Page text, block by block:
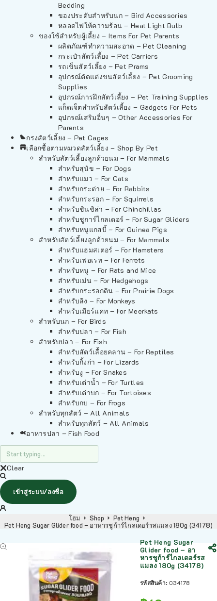
Bedding
ของประดับสำหรับนก – Bird Accessories
หลอดไฟให้ความร้อน – Heat Light Bulb
ของใช้สำหรับผู้เลี้ยง – Items For Pet Parents
ผลิตภัณฑ์ทำความสะอาด – Pet Cleaning
กระเป๋าสัตว์เลี้ยง – Pet Carriers
รถเข็นสัตว์เลี้ยง – Pet Prams
อุปกรณ์ตัดแต่งขนสัตว์เลี้ยง – Pet Grooming
Supplies
อุปกรณ์การฝึกสัตว์เลี้ยง – Pet Training Supplies
แก็ดเจ็ตสำหรับสัตว์เลี้ยง – Gadgets For Pets
อุปกรณ์เสริมอื่นๆ – Other Accessories For
Parents
กรงสัตว์เลี้ยง – Pet Cages
เลือกซื้อตามหมวดสัตว์เลี้ยง – Shop By Pet
สำหรับสัตว์เลี้ยงลูกด้วยนม – For Mammals
สำหรับสุนัข – For Dogs
สำหรับแมว – For Cats
สำหรับกระต่าย – For Rabbits
สำหรับกระรอก – For Squirrels
สำหรับชินชิล่า – For Chinchillas
สำหรับชูการ์ไกลเดอร์ – For Sugar Gliders
สำหรับหนูแกสบี้ – For Guinea Pigs
สำหรับสัตว์เลี้ยงลูกด้วยนม – For Mammals
สำหรับแฮมสเตอร์ – For Hamsters
สำหรับเฟอเรท – For Ferrets
สำหรับหนู – For Rats and Mice
สำหรับเม่น – For Hedgehogs
สำหรับกระรอกดิน – For Prairie Dogs
สำหรับลิง – For Monkeys
สำหรับเมียร์แคท – For Meerkats
สำหรับนก – For Birds
สำหรับปลา – For Fish
สำหรับปลา – For Fish
สำหรับสัตว์เลื้อยคลาน – For Reptiles
สำหรับกิ้งก่า – For Lizards
สำหรับงู – For Snakes
สำหรับเต่าน้ำ – For Turtles
สำหรับเต่าบก – For Tortoises
สำหรับกบ – For Frogs
สำหรับทุกสัตว์ – All Animals
สำหรับทุกสัตว์ – All Animals
อาหารปลา – Fish Food
Clear
เข้าสู่ระบบ/ลงชื่อ
โฮม Shop
Pet Heng
Pet Heng Sugar Glider food – อาหารชูก้าร์ไกลเดอร์รสแมลง 180g (34178)
Pet Heng Sugar
Glider food – อา
หารชูก้าร์ไกลเดอร์รส
แมลง 180g (34178)
รหัสสินค้า: 034178